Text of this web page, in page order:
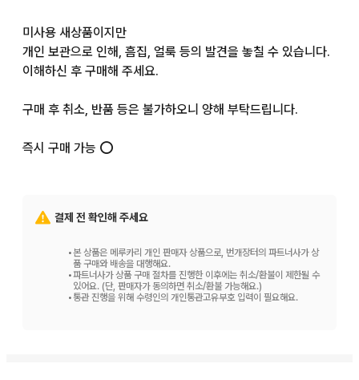
미사용 새상품이지만
개인 보관으로 인해, 흠집, 얼룩 등의 발견을 놓칠 수 있습니다.
이해하신 후 구매해 주세요.
구매 후 취소, 반품 등은 불가하오니 양해 부탁드립니다.
즉시 구매 가능 ⭕️
결제 전 확인해 주세요
•본 상품은 메루카리 개인 판매자 상품으로, 번개장터의 파트너사가 상
품 구매와 배송을 대행해요.
•파트너사가 상품 구매 절차를 진행한 이후에는 취소/환불이 제한될 수
있어요. (단, 판매자가 동의하면 취소/환불 가능해요.)
•통관 진행을 위해 수령인의 개인통관고유부호 입력이 필요해요.